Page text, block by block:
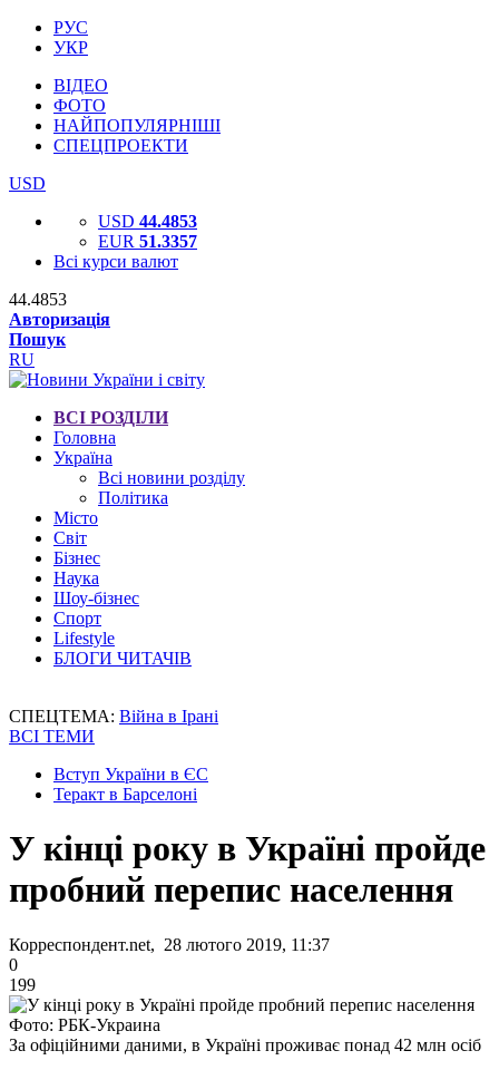
РУС
УКР
ВІДЕО
ФОТО
НАЙПОПУЛЯРНІШІ
СПЕЦПРОЕКТИ
USD
USD 44.4853
EUR 51.3357
Всі курси валют
44.4853
Авторизація
Пошук
RU
ВСІ РОЗДІЛИ
Головна
Україна
Всі новини розділу
Політика
Місто
Світ
Бізнес
Наука
Шоу-бізнес
Спорт
Lifestyle
БЛОГИ ЧИТАЧІВ
СПЕЦТЕМА: Війна в Ірані
ВСІ ТЕМИ
Вступ України в ЄС
Теракт в Барселоні
У кінці року в Україні пройде
пробний перепис населення
Корреспондент.net, 28 лютого 2019, 11:37
0
199
Фото: РБК-Украина
За офіційними даними, в Україні проживає понад 42 млн осіб